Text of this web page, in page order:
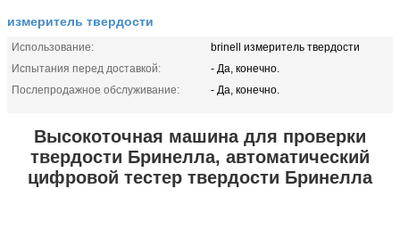
измеритель твердости
Использование:
brinell измеритель твердости
Испытания перед доставкой:
- Да, конечно.
Послепродажное обслуживание:
- Да, конечно.
Высокоточная машина для проверки
твердости Бринелла, автоматический
цифровой тестер твердости Бринелла